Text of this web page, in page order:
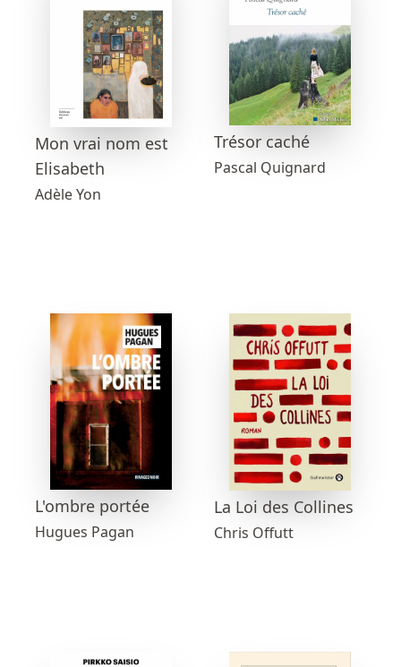
Mon vrai nom est
Elisabeth
Adèle Yon
Trésor caché
Pascal Quignard
L'ombre portée
Hugues Pagan
La Loi des Collines
Chris Offutt